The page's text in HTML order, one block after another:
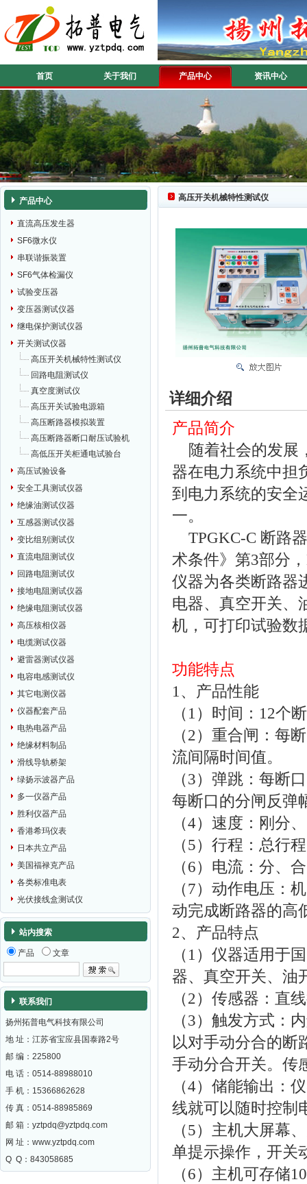
首页 关于我们 产品中心 资讯中心
产品中心
直流高压发生器
SF6微水仪
串联谐振装置
SF6气体检漏仪
试验变压器
变压器测试仪器
继电保护测试仪器
开关测试仪器
高压开关机械特性测试仪
回路电阻测试仪
真空度测试仪
高压开关试验电源箱
高压断路器模拟装置
高压断路器断口耐压试验机
高低压开关柜通电试验台
高压试验设备
安全工具测试仪器
绝缘油测试仪器
互感器测试仪器
变比组别测试仪
直流电阻测试仪
回路电阻测试仪
接地电阻测试仪器
绝缘电阻测试仪器
高压核相仪器
电缆测试仪器
避雷器测试仪器
电容电感测试仪
其它电测仪器
仪器配套产品
电热电器产品
绝缘材料制品
滑线导轨桥架
绿扬示波器产品
多一仪器产品
胜利仪器产品
香港希玛仪表
日本共立产品
美国福禄克产品
各类标准电表
光伏接线盒测试仪
站内搜索
产品 文章
联系我们
扬州拓普电气科技有限公司
地 址：江苏省宝应县国泰路2号
邮 编： 225800
电 话：0514-88988010
手 机：15366862628
传 真：0514-88985869
邮 箱： yztpdq@yztpdq.com
网 址： www.yztpdq.com
Q Q：843058685
高压开关机械特性测试仪
详细介绍
产品简介
随着社会的发展
器在电力系统中担
到电力系统的安全
一。
TPGKC-C 断路
术条件》第3部分
仪器为各类断路器
电器、真空开关、
机，可打印试验数
功能特点
1、产品性能
（1）时间：12个
（2）重合闸：每
流间隔时间值。
（3）弹跳：每断
每断口的分闸反弹
（4）速度：刚分
（5）行程：总行
（6）电流：分、
（7）动作电压：
动完成断路器的高
2、产品特点
（1）仪器适用于
器、真空开关、油
（2）传感器：直
（3）触发方式：
以对手动分合的断
手动分合开关。传
（4）储能输出：
线就可以随时控制
（5）主机大屏幕
单提示操作，开关
（6）主机可存储